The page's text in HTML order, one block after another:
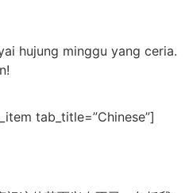
hujung minggu yang ceria.
tab_title=”Chinese”]